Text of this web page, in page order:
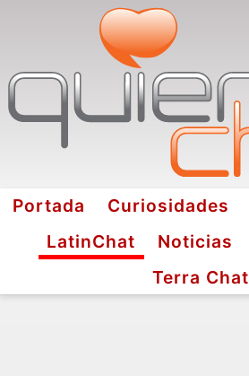
Portada Curiosidades
LatinChat
Noticias
Terra Chat